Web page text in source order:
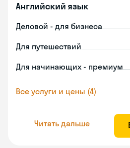
Английский язык
Деловой - для бизнеса
Для путешествий
Для начинающих - премиум
Все услуги и цены (4)
Читать дальше